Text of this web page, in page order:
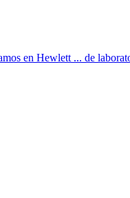
en Hewlett ... de